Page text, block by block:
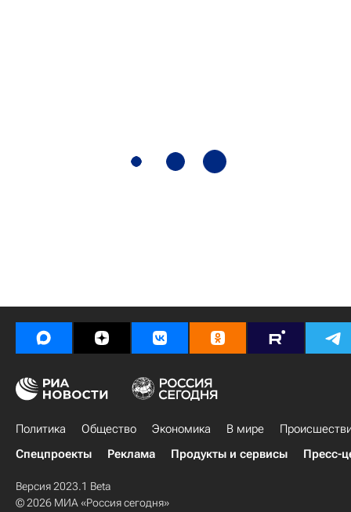
Политика Общество Экономика В мире
Спецпроекты
Реклама Продукты и сервисы Пресс-
Версия 2023.1 Beta
© 2026 МИА «Россия сегодня»